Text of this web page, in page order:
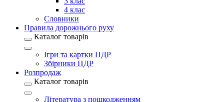
4 клас
Словники
Правила дорожнього руху
Каталог товарів
Ігри та картки ПДР
Збірники ПДР
Розпродаж
Каталог товарів
Література з пошкодженням